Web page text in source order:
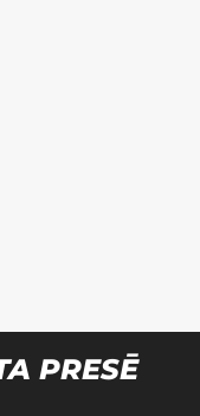
PRESĒ